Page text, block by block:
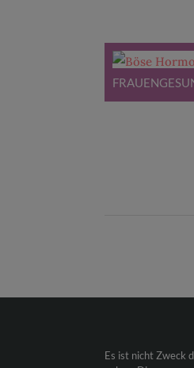
Es ist nicht Zweck